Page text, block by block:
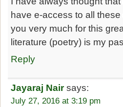
have e-access to all
you very much for this
literature (poetry) is my
Reply
Jayaraj Nair says:
July 27, 2016 at 3:19 pm